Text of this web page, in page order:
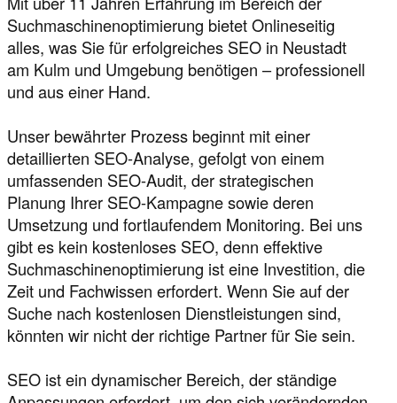
Suchmaschinenoptimierung bietet Onlineseitig
alles, was Sie für erfolgreiches SEO in Neustadt
am Kulm und Umgebung benötigen – professionell
und aus einer Hand.
Unser bewährter Prozess beginnt mit einer
detaillierten SEO-Analyse, gefolgt von einem
umfassenden SEO-Audit, der strategischen
Planung Ihrer SEO-Kampagne sowie deren
Umsetzung und fortlaufendem Monitoring. Bei uns
gibt es kein kostenloses SEO, denn effektive
Suchmaschinenoptimierung ist eine Investition, die
Zeit und Fachwissen erfordert. Wenn Sie auf der
Suche nach kostenlosen Dienstleistungen sind,
könnten wir nicht der richtige Partner für Sie sein.
SEO ist ein dynamischer Bereich, der ständige